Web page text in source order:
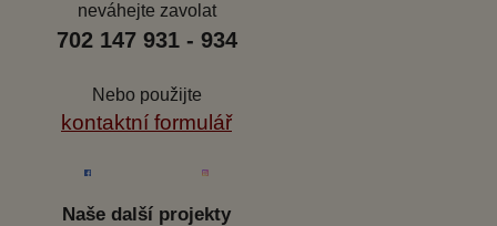
neváhejte zavolat
702 147 931 - 934
Nebo použijte
kontaktní formulář
Naše další projekty